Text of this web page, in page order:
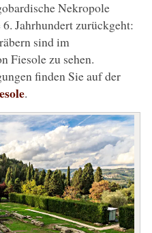
Nekropole
Jahrhundert zurückgeht:
sind im
Fiesole zu sehen.
finden Sie auf der
.